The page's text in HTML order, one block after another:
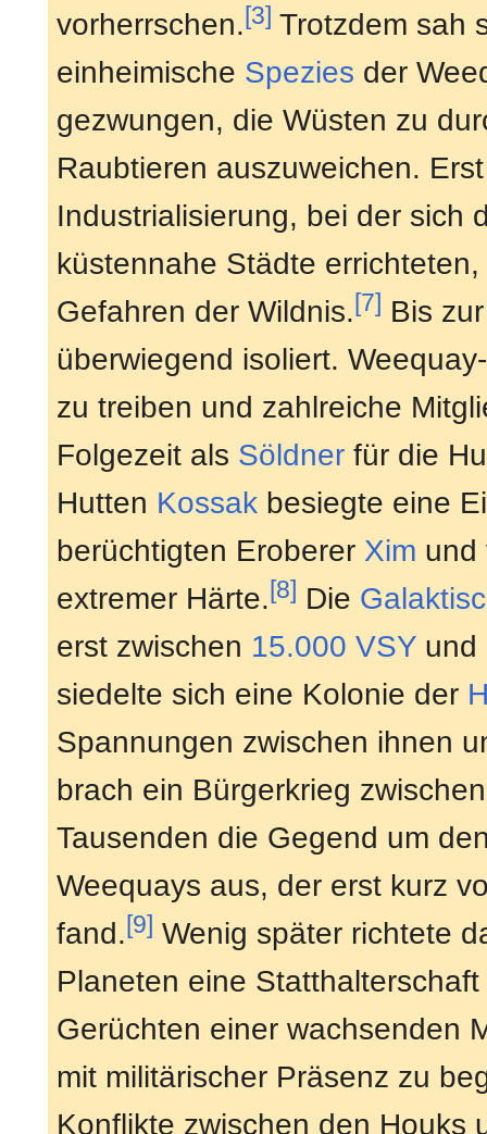
vorherrschen.[3] Trotzdem sah
einheimische Spezies der
gezwungen, die Wüsten zu
Raubtieren auszuweichen.
Industrialisierung, bei der sich
küstennahe Städte
Gefahren der Wildnis.[7] Bis
überwiegend isoliert.
zu treiben und zahlreiche
Folgezeit als Söldner für die
Hutten Kossak besiegte eine
berüchtigten Eroberer Xim und
extremer Härte.[8] Die
erst zwischen 15.000 VSY und
siedelte sich eine Kolonie der
Spannungen zwischen ihnen
brach ein Bürgerkrieg
Tausenden die Gegend um
Weequays aus, der erst kurz
fand.[9] Wenig später richtete
Planeten eine
Gerüchten einer wachsenden
mit militärischer Präsenz zu
Konflikte zwischen den Houks